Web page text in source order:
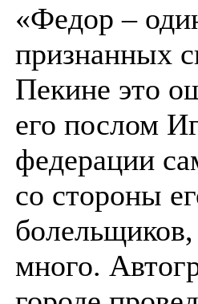
«Федор –
признанных
Пекине это
его послом
федерации
со стороны
много.